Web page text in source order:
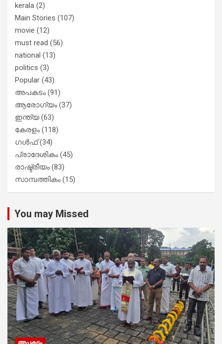
kerala (2)
Main Stories (107)
movie (12)
must read (56)
national (13)
politics (3)
Popular (43)
അപകടം(91)
ആരോഗ്യം(37)
ഇന്ത്യ(63)
കേരളം(118)
ഗൾഫ്(34)
പ്രാദേശികം(45)
രാഷ്ട്രീയം(83)
സാമ്പത്തികം(15)
You may Missed
അപകടം